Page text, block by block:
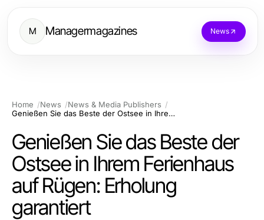
M Managermagazines News
Home News
News & Media Publishers
Genießen Sie das Beste der Ostsee in Ihrem Ferienhaus auf Rügen: Erholung garantiert
Genießen Sie das Beste der
Ostsee in Ihrem Ferienhaus
auf Rügen: Erholung
garantiert